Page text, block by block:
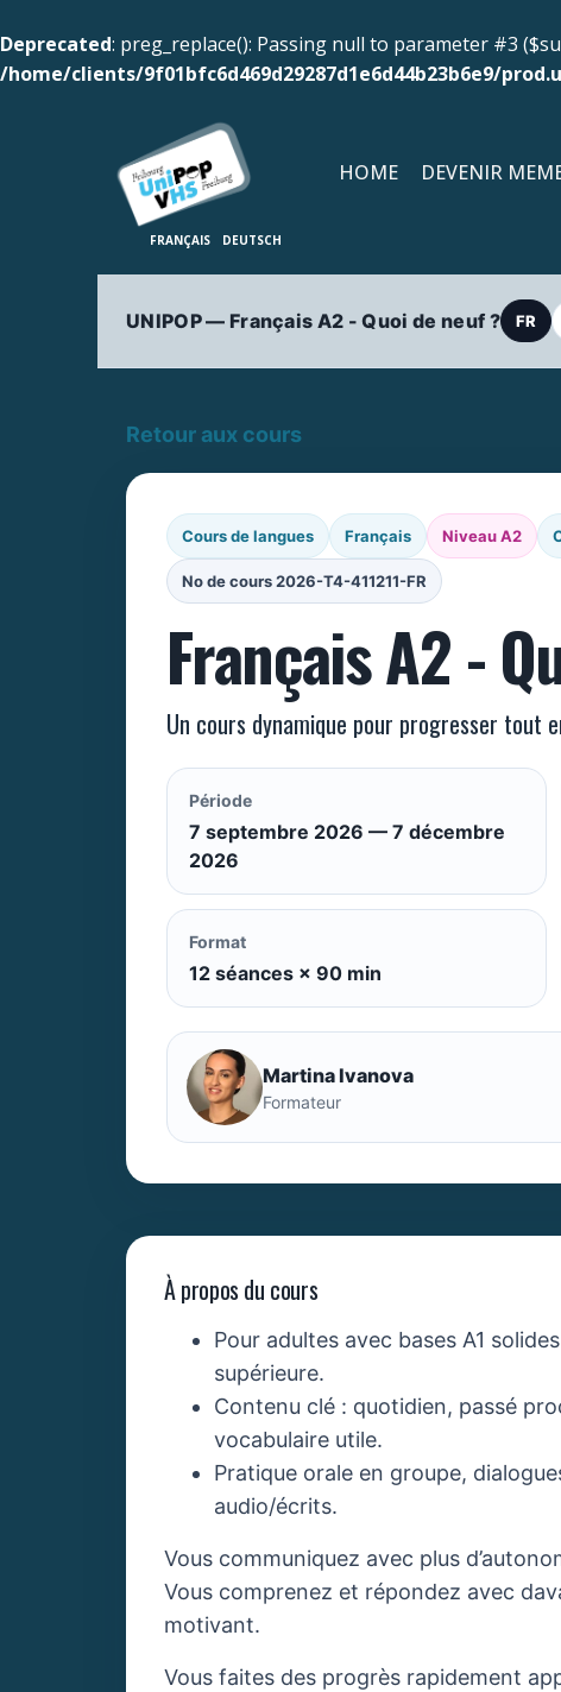
Deprecated: preg_replace(): Passing null to parameter #3
/home/clients/9f01bfc6d469d29287d1e6d44b23b6e9/
HOME DEVENIR
UNIPOP — Français A2 - Quoi de neuf ? FR
Retour aux cours
Cours de langues Français Niveau A2
No de cours 2026-T4-411211-FR
Français A2 -
Un cours dynamique pour progresser tout
Période
7 septembre 2026 — 7 décembre
2026
Format
12 séances × 90 min
Martina Ivanova
Formateur
À propos du cours
Pour adultes avec bases A1
supérieure.
Contenu clé : quotidien, passé
vocabulaire utile.
Pratique orale en groupe,
audio/écrits.
Vous communiquez avec plus
Vous comprenez et répondez avec
motivant.
Vous faites des progrès rapidement